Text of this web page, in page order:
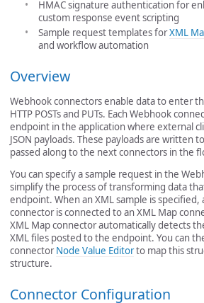
HMAC signature authentication for
custom response event scripting
Sample request templates forXML
and workflow automation
Overview
Webhook connectors enable data to enter
HTTP POSTs and PUTs. Each Webhook
endpoint in the application where external
JSON payloads. These payloads are written
passed along to the next connectors in the
You can specify a sample request in the
simplify the process of transforming data
endpoint. When an XML sample is
connector is connected to an XML Map
XML Map connector automatically detects
XML files posted to the endpoint. You can
connectorNode Value Editorto map this
structure.
Connector Configuration